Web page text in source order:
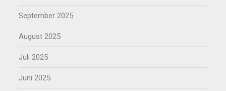
September 2025
August 2025
Juli 2025
Juni 2025